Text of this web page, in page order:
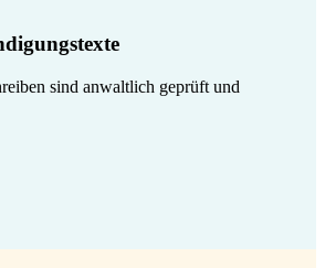
sind anwaltlich geprüft und